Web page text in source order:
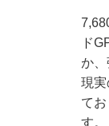
ド
か
現
て
す。